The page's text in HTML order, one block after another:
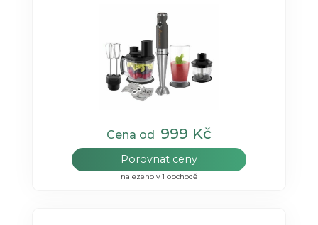
Cena od 999 Kč
Porovnat ceny
nalezeno v 1 obchodě